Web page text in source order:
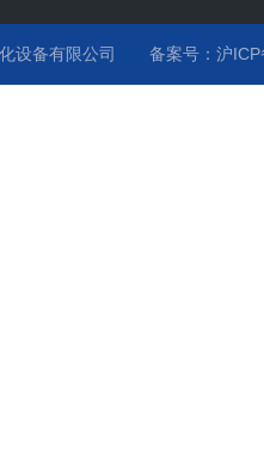
化设备有限公司 备案号：沪